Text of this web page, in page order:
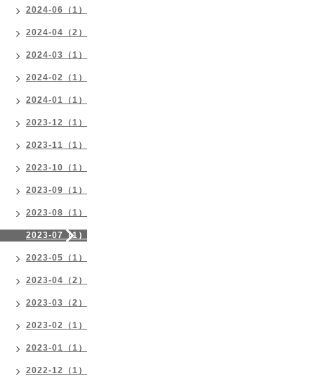
2024-06（1）
2024-04（2）
2024-03（1）
2024-02（1）
2024-01（1）
2023-12（1）
2023-11（1）
2023-10（1）
2023-09（1）
2023-08（1）
2023-07（1）
2023-05（1）
2023-04（2）
2023-03（2）
2023-02（1）
2023-01（1）
2022-12（1）